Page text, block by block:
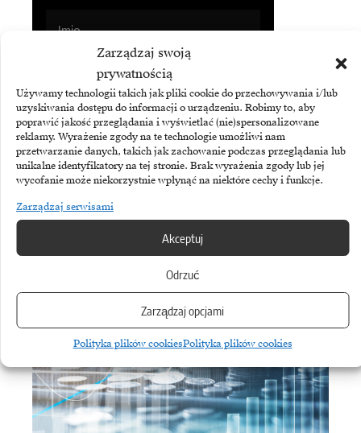
Zarządzaj swoją
prywatnością
Używamy technologii takich jak pliki cookie do przechowywania i/lub
uzyskiwania dostępu do informacji o urządzeniu. Robimy to, aby
poprawić jakość przeglądania i wyświetlać (nie)spersonalizowane
reklamy. Wyrażenie zgody na te technologie umożliwi nam
przetwarzanie danych, takich jak zachowanie podczas przeglądania lub
unikalne identyfikatory na tej stronie. Brak wyrażenia zgody lub jej
wycofanie może niekorzystnie wpłynąć na niektóre cechy i funkcje.
Zarządzaj serwisami
Akceptuj
Odrzuć
Zarządzaj opcjami
Polityka plików cookiesPolityka plików cookies
akceptujesz naszą